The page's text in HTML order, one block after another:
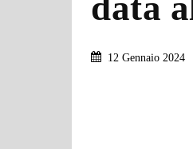
12 Gennaio 2024